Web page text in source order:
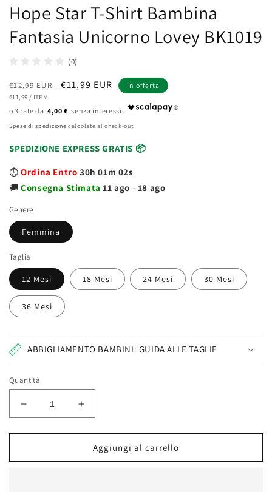
Hope Star T-Shirt Bambina
Fantasia Unicorno Lovey BK1019
(0)
Prezzo
di
listino
€12,99 EUR Prezzo
€11,99 EUR
PREZZO
€11,99 / PER
ITEM
In offerta
4,00 €
Spese di spedizione calcolate al check-out.
SPEDIZIONE EXPRESS GRATIS 📦
⏱️Ordina Entro 30h 01m 02s
🚚Consegna Stimata11 ago - 18 ago
Genere
Femmina
Taglia
12 Mesi 18 Mesi 24 Mesi 30 Mesi
36 Mesi
ABBIGLIAMENTO BAMBINI: GUIDA ALLE TAGLIE
Quantità
Diminuisci
quantità
per
Star
Aumenta
quantità
per
Hope
Star
Aggiungi al carrello